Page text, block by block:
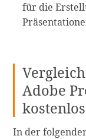
für die
Adobe
In der